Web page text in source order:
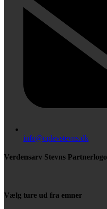
info@oplevstevns.dk
Verdensarv Stevns Partnerlogo
Vælg ture ud fra emner